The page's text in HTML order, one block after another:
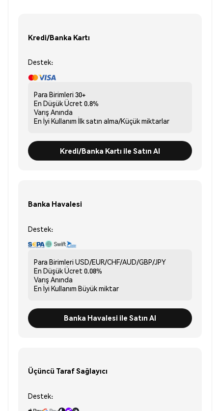
Kredi/Banka Kartı
Destek:
Para Birimleri 30+
En Düşük Ücret 0.8%
Varış Anında
En İyi Kullanım İlk satın alma/Küçük miktarlar
Kredi/Banka Kartı ile Satın Al
Banka Havalesi
Destek:
Para Birimleri USD/EUR/CHF/AUD/GBP/JPY
En Düşük Ücret 0.08%
Varış Anında
En İyi Kullanım Büyük miktar
Banka Havalesi ile Satın Al
Üçüncü Taraf Sağlayıcı
Destek: